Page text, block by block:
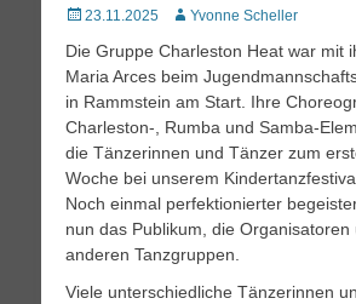
Posted
23.11.2025 AutorYvonne Scheller
Die Gruppe Charleston Heat war mit
Maria Arces beim
in Rammstein am Start. Ihre
Charleston-, Rumba und Samba-
die Tänzerinnen und Tänzer zum
Woche bei unserem
Noch einmal perfektionierter
nun das Publikum, die Organisatoren
anderen Tanzgruppen.
Viele unterschiedliche Tänzerinnen